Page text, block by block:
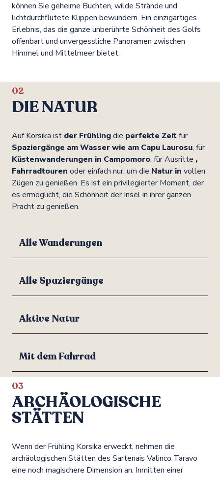
können Sie geheime Buchten, wilde Strände und
lichtdurchflutete Klippen bewundern. Ein einzigartiges
Erlebnis, das die ganze unberührte Schönheit des Golfs
offenbart und unvergessliche Panoramen zwischen
Himmel und Mittelmeer bietet.
02
DIE NATUR
Auf Korsika ist der Frühlingdie perfekte Zeitfür
Spaziergänge am Wasser wie am Capu Laurosu, für
Küstenwanderungen in Campomoro, für Ausritte ,
Fahrradtouren oder einfach nur, um die Natur in vollen
Zügen zu genießen. Es ist ein privilegierter Moment, der
es ermöglicht, die Schönheit der Insel in ihrer ganzen
Pracht zu genießen.
Alle Wanderungen
Alle Spaziergänge
Aktive Natur
Mit dem Fahrrad
03
ARCHÄOLOGISCHE
STÄTTEN
Wenn der Frühling Korsika erweckt, nehmen die
archäologischen Stätten des Sartenais Valinco Taravo
eine noch magischere Dimension an. Inmitten einer